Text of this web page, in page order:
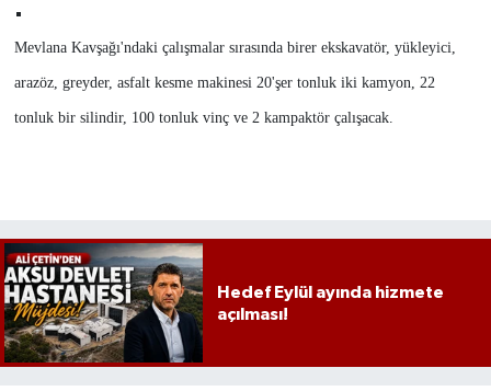
Mevlana Kavşağı'ndaki çalışmalar sırasında birer ekskavatör, yükleyici,
arazöz, greyder, asfalt kesme makinesi 20'şer tonluk iki kamyon, 22
tonluk bir silindir, 100 tonluk vinç ve 2 kampaktör çalışacak.
Hedef Eylül ayında hizmete
açılması!